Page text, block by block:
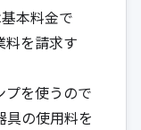
本料金で
料を請求す
プを使うので
具の使用料を